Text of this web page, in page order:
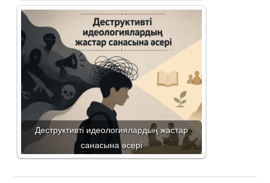
Деструктивті идеологиялардың жастар
санасына әсері